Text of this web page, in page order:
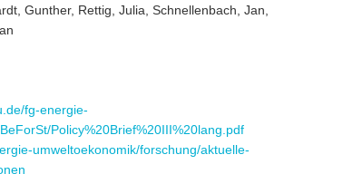
Gunther, Rettig, Julia, Schnellenbach, Jan,
fg-energie-
Policy%20Brief%20III%20lang.pdf
umweltoekonomik/forschung/aktuelle-